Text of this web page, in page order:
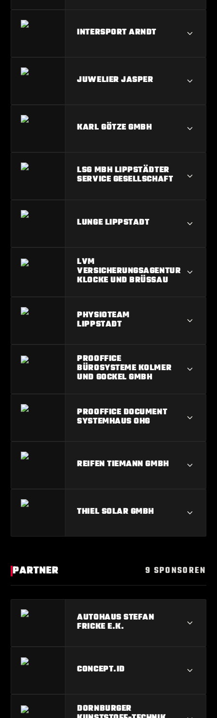
HOFMANN KRANVERMIETUNG GMBH
INTERSPORT ARNDT
INTERSPORT ARNDT
JUWELIER JASPER
JUWELIER JASPERKARL GÖTZE GMBH
KARL GÖTZE GMBHLSG MBH LIPPSTÄDTER
SERVICE GESELLSCHAFT
LSG MBH LIPPSTÄDTER SERVICE
GESELLSCHAFTLUNGE LIPPSTADT
LUNGE LIPPSTADT
LVM
VERSICHERUNGSAGENTUR
KLOCKE UND BRÜSSAU
LVM VERSICHERUNGSAGENTUR
KLOCKE UND BRÜSSAU
PHYSIOTEAM
LIPPSTADT
PHYSIOTEAM LIPPSTADT
PROOFFICE
BÜROSYSTEME KOLMER
UND GOCKEL GMBH
PROOFFICE BÜROSYSTEME KOLMER
UND GOCKEL GMBH
PROOFFICE DOCUMENT
SYSTEMHAUS OHG
PROOFFICE DOCUMENT
SYSTEMHAUS OHGREIFEN TIEMANN GMBH
REIFEN TIEMANN GMBH
THIEL SOLAR GMBH
PARTNER
9 SPONSOREN
AUTOHAUS STEFAN
FRICKE E.K.
AUTOHAUS STEFAN FRICKE E.K.
CONCEPT.ID
CONCEPT.IDDORNBURGER